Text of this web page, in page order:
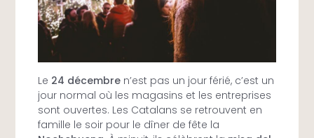
Le 24 décembre n’est pas un jour férié, c’est un
jour normal où les magasins et les entreprises
sont ouvertes. Les Catalans se retrouvent en
famille le soir pour le dîner de fête la